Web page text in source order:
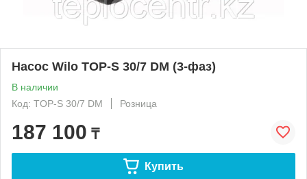
Насос Wilo TOP-S 30/7 DM (3-фаз)
В наличии
Код: TOP-S 30/7 DM
Розница
187 100 ₸
Купить